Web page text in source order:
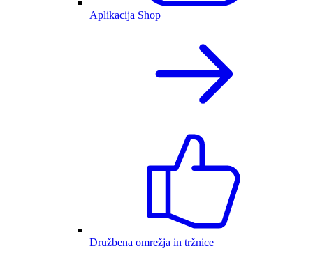
Aplikacija Shop
Družbena omrežja in tržnice